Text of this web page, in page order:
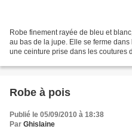
Robe finement rayée de bleu et
au bas de la jupe. Elle se ferme
une ceinture prise dans les coutures
Robe à pois
Publié le 05/09/2010 à 18:38
Par Ghislaine